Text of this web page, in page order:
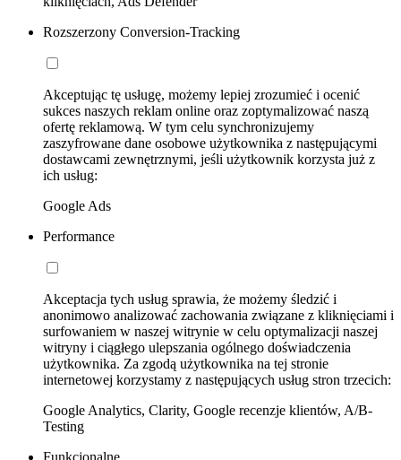
Rozszerzony Conversion-Tracking
Akceptując tę usługę, możemy lepiej zrozumieć i ocenić
sukces naszych reklam online oraz zoptymalizować naszą
ofertę reklamową. W tym celu synchronizujemy
zaszyfrowane dane osobowe użytkownika z następującymi
dostawcami zewnętrznymi, jeśli użytkownik korzysta już z
ich usług:
Google Ads
Performance
Akceptacja tych usług sprawia, że możemy śledzić i
anonimowo analizować zachowania związane z kliknięciami i
surfowaniem w naszej witrynie w celu optymalizacji naszej
witryny i ciągłego ulepszania ogólnego doświadczenia
użytkownika. Za zgodą użytkownika na tej stronie
internetowej korzystamy z następujących usług stron trzecich:
Google Analytics, Clarity, Google recenzje klientów, A/B-
Testing